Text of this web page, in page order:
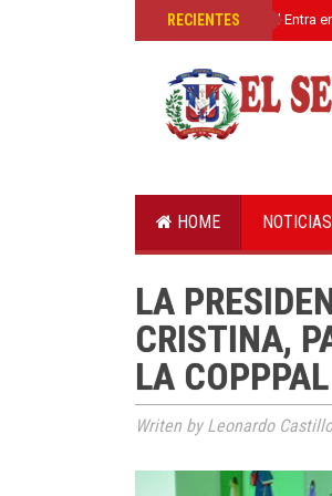
RECIENTES
»El Senado Digital Entra
HOME NOTICIAS
LA
CRISTINA,
LA COPPPAL
Writen by Leonardo